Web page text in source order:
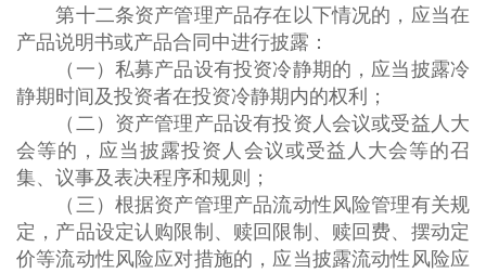
第十二条资产管理产品存在以下情况的，应当在
产品说明书或产品合同中进行披露：
（一）私募产品设有投资冷静期的，应当披露冷
静期时间及投资者在投资冷静期内的权利；
（二）资产管理产品设有投资人会议或受益人大
会等的，应当披露投资人会议或受益人大会等的召
集、议事及表决程序和规则；
（三）根据资产管理产品流动性风险管理有关规
定，产品设定认购限制、赎回限制、赎回费、摆动定
价等流动性风险应对措施的，应当披露流动性风险应